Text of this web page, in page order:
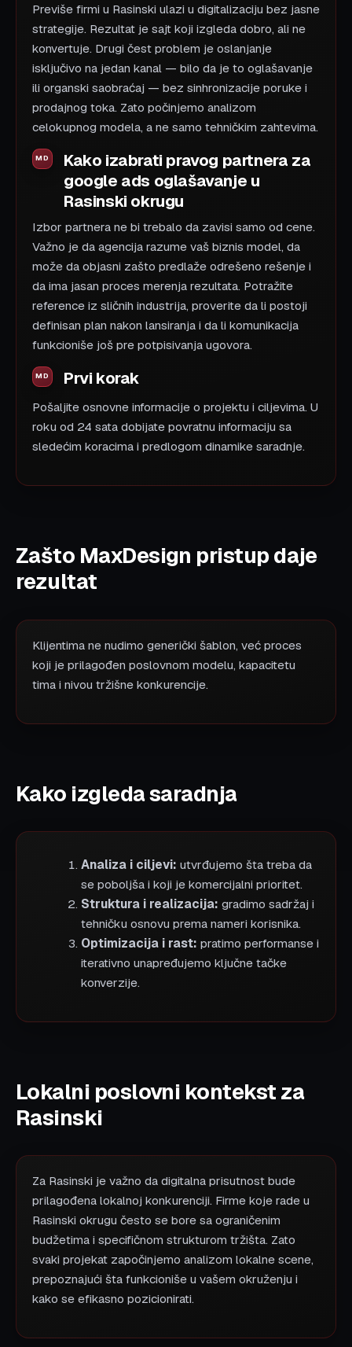
Previše firmi u Rasinski ulazi u digitalizaciju bez jasne
strategije. Rezultat je sajt koji izgleda dobro, ali ne
konvertuje. Drugi čest problem je oslanjanje
isključivo na jedan kanal — bilo da je to oglašavanje
ili organski saobraćaj — bez sinhronizacije poruke i
prodajnog toka. Zato počinjemo analizom
celokupnog modela, a ne samo tehničkim zahtevima.
Kako izabrati pravog partnera za
google ads oglašavanje u
Rasinski okrugu
Izbor partnera ne bi trebalo da zavisi samo od cene.
Važno je da agencija razume vaš biznis model, da
može da objasni zašto predlaže odrešeno rešenje i
da ima jasan proces merenja rezultata. Potražite
reference iz sličnih industrija, proverite da li postoji
definisan plan nakon lansiranja i da li komunikacija
funkcioniše još pre potpisivanja ugovora.
Prvi korak
Pošaljite osnovne informacije o projektu i ciljevima. U
roku od 24 sata dobijate povratnu informaciju sa
sledećim koracima i predlogom dinamike saradnje.
Zašto MaxDesign pristup daje
rezultat
Klijentima ne nudimo generički šablon, već proces
koji je prilagođen poslovnom modelu, kapacitetu
tima i nivou tržišne konkurencije.
Kako izgleda saradnja
Analiza i ciljevi: utvrđujemo šta treba da
se poboljša i koji je komercijalni prioritet.
Struktura i realizacija: gradimo sadržaj i
tehničku osnovu prema nameri korisnika.
Optimizacija i rast: pratimo performanse i
iterativno unapređujemo ključne tačke
konverzije.
Lokalni poslovni kontekst za
Rasinski
Za Rasinski je važno da digitalna prisutnost bude
prilagođena lokalnoj konkurenciji. Firme koje rade u
Rasinski okrugu često se bore sa ograničenim
budžetima i specifičnom strukturom tržišta. Zato
svaki projekat započinjemo analizom lokalne scene,
prepoznajući šta funkcioniše u vašem okruženju i
kako se efikasno pozicionirati.